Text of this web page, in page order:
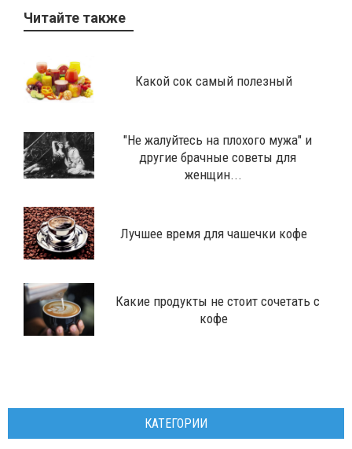
Читайте также
Какой сок самый полезный
"Не жалуйтесь на плохого мужа" и
другие брачные советы для
женщин...
Лучшее время для чашечки кофе
Какие продукты не стоит сочетать с
кофе
КАТЕГОРИИ